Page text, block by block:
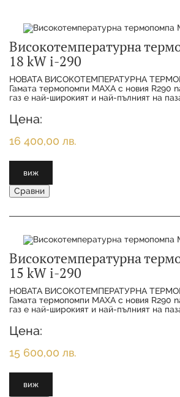
Високотемпературна
18 kW i-290
НОВАТА ВИСОКОТЕМПЕРАТУРНА
Гамата термопомпи MAXA с новия R290
газ е най-широкият и най-пълният на
Цена:
16 400,00 лв.
виж
Сравни
Високотемпературна
15 kW i-290
НОВАТА ВИСОКОТЕМПЕРАТУРНА
Гамата термопомпи MAXA с новия R290
газ е най-широкият и най-пълният на
Цена:
15 600,00 лв.
виж